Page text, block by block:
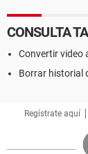
CONSULTA
Convertir video
Borrar historial
Regístrate aquí